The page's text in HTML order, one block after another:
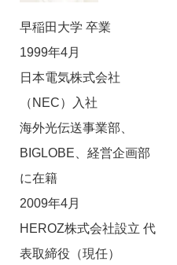
早稲田大学 卒業
1999年4月
日本電気株式会社
（NEC）入社
海外光伝送事業部、
BIGLOBE、経営企画部
に在籍
2009年4月
HEROZ株式会社設立 代
表取締役（現任）